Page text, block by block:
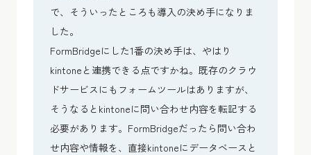
で、そういったところも導入の決め手になりま
した。
FormBridgeにした1番の決め手は、やはり
kintoneと連携できる点ですかね。既存のクラウ
ドサービスにもフォームツールはありますが、
そうなるとkintoneに問い合わせ内容を転記する
必要があります。FormBridgeだったら問い合わ
せ内容や情報を、直接kintoneにデータベースと